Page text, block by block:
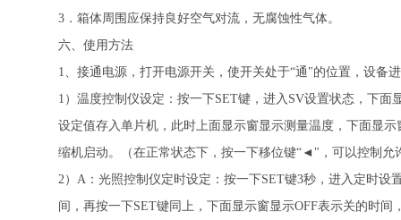
3．箱体周围应保持良好空气对流，无腐蚀性气体。
六、使用方法
1、接通电源，打开电源开关，使开关处于“通"的位置，设备
1）温度控制仪设定：按一下SET键，进入SV设置状态，下
设定值存入单片机，此时上面显示窗显示测量温度，下面显
缩机启动。（在正常状态下，按一下移位键“◄"，可以控制
2）A：光照控制仪定时设定：按一下SET键3秒，进入定时
间，再按一下SET键同上，下面显示窗显示OFF表示关的时间